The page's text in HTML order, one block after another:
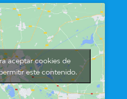
aceptar cookies de
este contenido.